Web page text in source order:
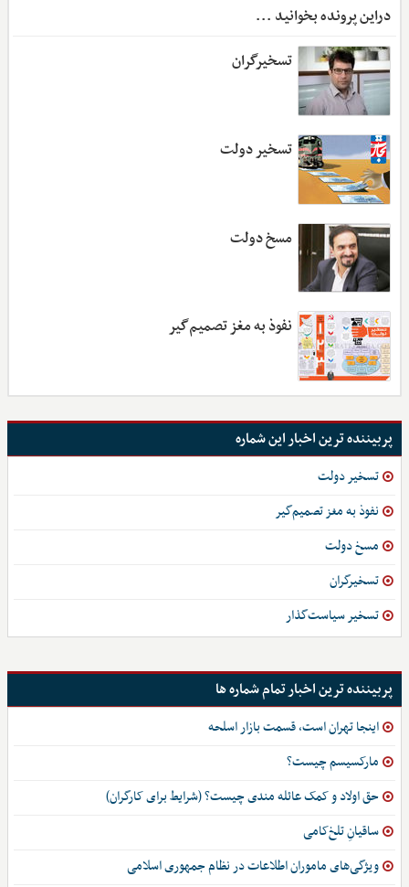
دراین پرونده بخوانید ...
تسخیرگران
تسخیر دولت
مسخ دولت
نفوذ به مغز تصمیم‌گیر
پربیننده ترین اخبار این شماره
تسخیر دولت
نفوذ به مغز تصمیم‌گیر
مسخ دولت
تسخیرگران
تسخیر سیاست‌گذار
پربیننده ترین اخبار تمام شماره ها
اینجا تهران است، قسمت بازار اسلحه
مارکسیسم چیست؟
حق اولاد و کمک عائله مندی چیست؟ (شرایط برای کارگران)
ساقیانِ تلخ‌کامی
ویژگی‌های ماموران اطلاعات در نظام جمهوری اسلامی